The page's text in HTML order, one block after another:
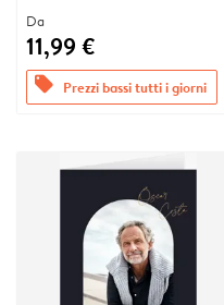
Da
11,99 €
offers Prezzi bassi tutti i giorni